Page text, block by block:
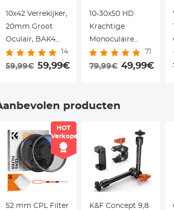
10x42 Verrekijker,
20mm Groot
Oculair, BAK4
Helder Lichtzicht,
voor Vogels
14
59,99€ 59,99€
10-30x50 HD
Krachtige
Monoculaire
Laag Nachtzicht,
Waterdichte
Volwassenen
Wandelen Reizen
Concert Sport
Spel
71
79,99€ 49,99€
producten
HOT
Verkoper
52 mm CPL Filter
K&F Concept 9,8